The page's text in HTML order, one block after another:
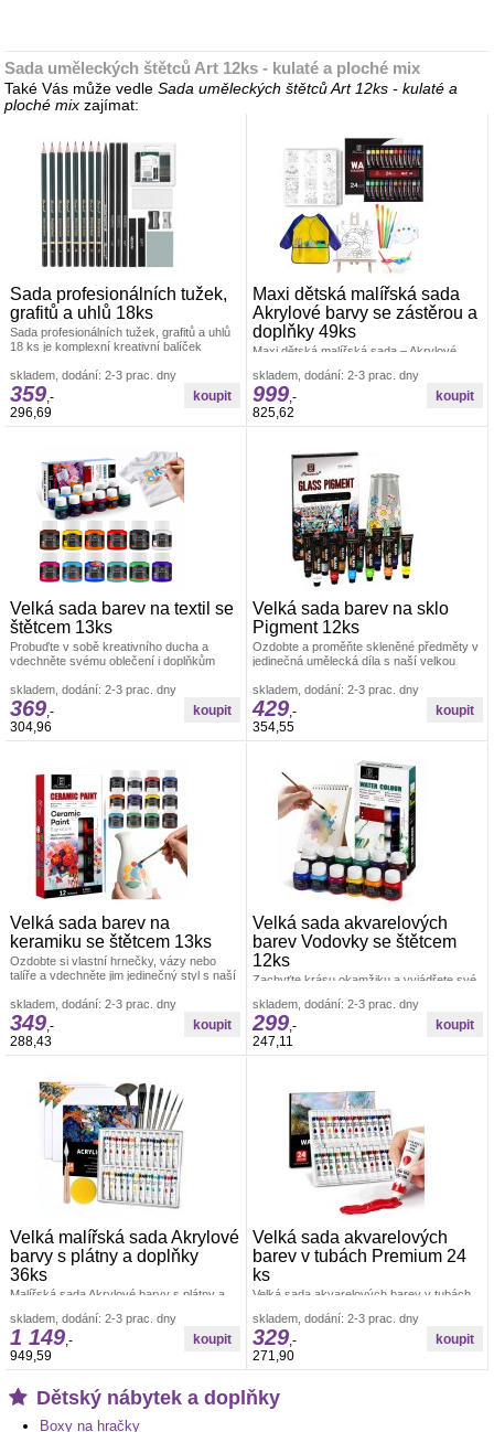
Sada uměleckých štětců Art 12ks - kulaté a ploché mix
Také Vás může vedleSada uměleckých štětců Art 12ks - kulaté a
ploché mix zajímat:
Sada profesionálních tužek,
grafitů a uhlů 18ks
Sada profesionálních tužek, grafitů a uhlů
18 ks je komplexní kreativní balíček
skladem, dodání: 2-3 prac. dny
359,-
296,69
Maxi dětská malířská sada
Akrylové barvy se zástěrou a
doplňky 49ks
Maxi dětská malířská sada – Akrylové
umělecká díla jako profesionál.
skladem, dodání: 2-3 prac. dny
999,-
825,62
Velká sada barev na textil se
štětcem 13ks
Probuďte v sobě kreativního ducha a
vdechněte svému oblečení i doplňkům
skladem, dodání: 2-3 prac. dny
369,-
304,96
Velká sada barev na sklo
Pigment 12ks
Ozdobte a proměňte skleněné předměty v
jedinečná umělecká díla s naší velkou
skladem, dodání: 2-3 prac. dny
429,-
354,55
Velká sada barev na
keramiku se štětcem 13ks
Ozdobte si vlastní hrnečky, vázy nebo
talíře a vdechněte jim jedinečný styl s naší
skladem, dodání: 2-3 prac. dny
349,-
288,43
Velká sada akvarelových
barev Vodovky se štětcem
12ks
Zachyťte krásu okamžiku a vyjádřete své
tekutých akvarelových barev. Tato
skladem, dodání: 2-3 prac. dny
299,-
247,11
Velká malířská sada Akrylové
barvy s plátny a doplňky
36ks
Malířská sada Akrylové barvy s plátny a
ideální volbou pro začínající
skladem, dodání: 2-3 prac. dny
1 149 ,-
949,59
Velká sada akvarelových
barev v tubách Premium 24
ks
Velká sada akvarelových barev v tubách
nadšené umělce, studenty i pokročilé
skladem, dodání: 2-3 prac. dny
329,-
271,90
Dětský nábytek a doplňky
Boxy na hračky